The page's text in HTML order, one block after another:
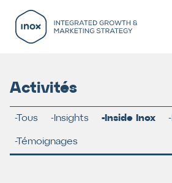
Activités
Tous Insights Inside Inox
Témoignages